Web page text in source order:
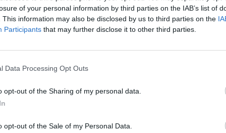
of your personal information by third parties on the IAB’s list of
This information may also be disclosed by us to third parties on the
Participants that may further disclose it to other third parties.
Data Processing Opt Outs
opt-out of the Sharing of my personal data.
opt-out of the Sale of my Personal Data.
στην ανατολική Συρία, αναφέρεται στην
τα ίδια μη επανδρωμένα αεροσκάφη MQ-9
από ρωσικά αεροσκάφη σε μια σύγκρουση που
ανακοίνωση.